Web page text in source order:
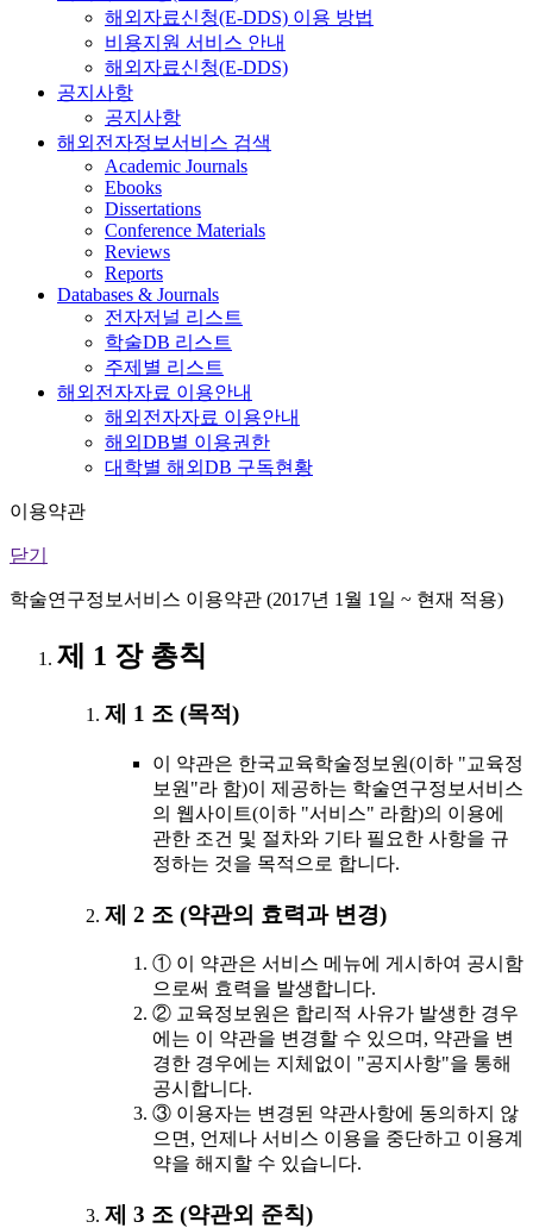
해외자료신청(E-DDS) 이용 방법
비용지원 서비스 안내
해외자료신청(E-DDS)
공지사항
공지사항
해외전자정보서비스 검색
Academic Journals
Ebooks
Dissertations
Conference Materials
Reviews
Reports
Databases & Journals
전자저널 리스트
학술DB 리스트
주제별 리스트
해외전자자료 이용안내
해외전자자료 이용안내
해외DB별 이용권한
대학별 해외DB 구독현황
이용약관
닫기
학술연구정보서비스 이용약관 (2017년 1월 1일 ~ 현재 적용)
제 1 장 총칙
제 1 조 (목적)
이 약관은 한국교육학술정보원(이하 "교육정
보원"라 함)이 제공하는 학술연구정보서비스
의 웹사이트(이하 "서비스" 라함)의 이용에
관한 조건 및 절차와 기타 필요한 사항을 규
정하는 것을 목적으로 합니다.
제 2 조 (약관의 효력과 변경)
① 이 약관은 서비스 메뉴에 게시하여 공시함
으로써 효력을 발생합니다.
② 교육정보원은 합리적 사유가 발생한 경우
에는 이 약관을 변경할 수 있으며, 약관을 변
경한 경우에는 지체없이 "공지사항"을 통해
공시합니다.
③ 이용자는 변경된 약관사항에 동의하지 않
으면, 언제나 서비스 이용을 중단하고 이용계
약을 해지할 수 있습니다.
제 3 조 (약관외 준칙)